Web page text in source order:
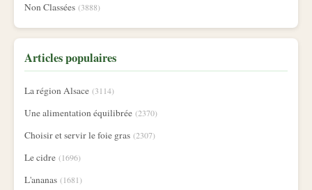
Non Classées (3888)
Articles populaires
La région Alsace (3114)
Une alimentation équilibrée (2370)
Choisir et servir le foie gras (2307)
Le cidre (1696)
L'ananas (1681)